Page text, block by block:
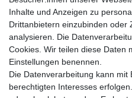
Messer schärfen
Messerhersteller
Stahltabelle
Stahlarten
Rockwell Härte
Messerarten
Klingenformen
Inhalte und Anzeigen zu
Drittanbietern einzubinden oder
analysieren. Die
Cookies. Wir teilen diese Daten
Einstellungen benennen.
Die Datenverarbeitung kann
berechtigten Interesses